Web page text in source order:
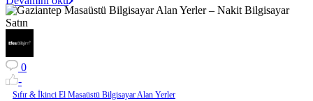
0
-
Sıfır & İkinci El Masaüstü Bilgisayar Alan Yerler